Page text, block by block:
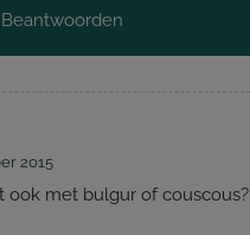
Beantwoorden
2015
ook met bulgur of couscous?